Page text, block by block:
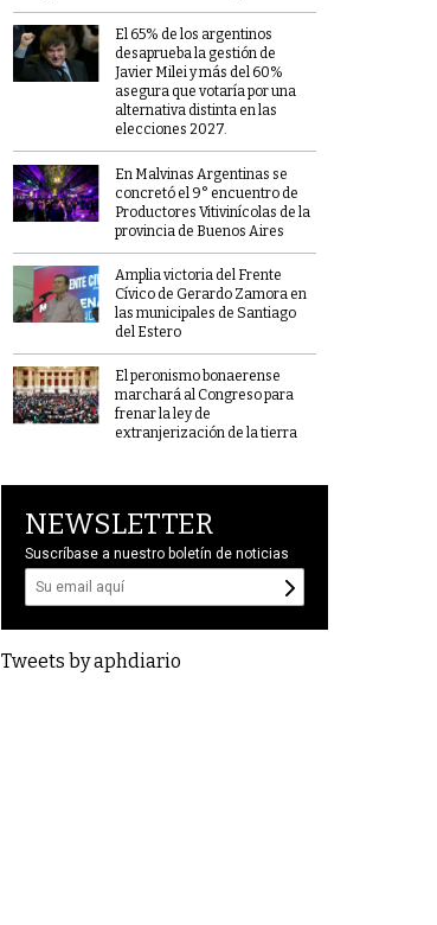
El 65% de los argentinos
desaprueba la gestión de
Javier Milei y más del 60%
asegura que votaría por una
alternativa distinta en las
elecciones 2027.
En Malvinas Argentinas se
concretó el 9° encuentro de
Productores Vitivinícolas de la
provincia de Buenos Aires
Amplia victoria del Frente
Cívico de Gerardo Zamora en
las municipales de Santiago
del Estero
El peronismo bonaerense
marchará al Congreso para
frenar la ley de
extranjerización de la tierra
NEWSLETTER
Suscríbase a nuestro boletín de noticias
Tweets by aphdiario